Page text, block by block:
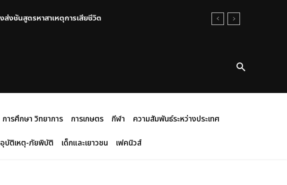
ส่งชันสูตรหาสาเหตุการเสียชีวิต
การศึกษา วิทยาการ การเกษตร กีฬา
ความสัมพันธ์ระหว่างประเทศ
อุบัติเหตุ-ภัยพิบัติ เด็กและเยาวชน เฟคนิวส์